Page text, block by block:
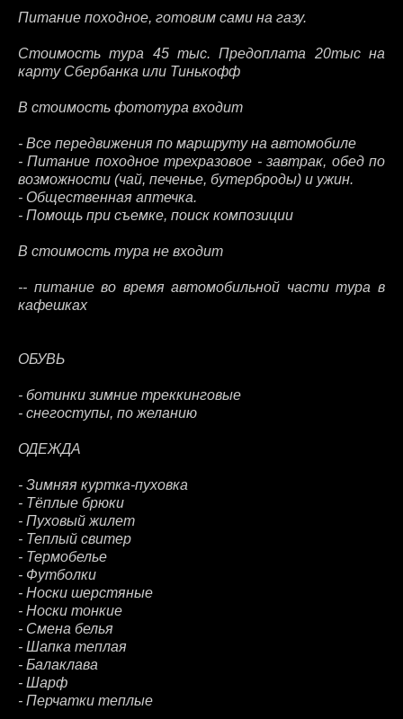
Питание походное, готовим сами на газу.
Стоимость тура 45 тыс. Предоплата 20тыс на
карту Сбербанка или Тинькофф
В стоимость фототура входит
- Все передвижения по маршруту на автомобиле
- Питание походное трехразовое - завтрак, обед по
возможности (чай, печенье, бутерброды) и ужин.
- Общественная аптечка.
- Помощь при съемке, поиск композиции
В стоимость тура не входит
-- питание во время автомобильной части тура в
кафешках
ОБУВЬ
- ботинки зимние треккинговые
- снегоступы, по желанию
ОДЕЖДА
- Зимняя куртка-пуховка
- Тёплые брюки
- Пуховый жилет
- Теплый свитер
- Термобелье
- Футболки
- Носки шерстяные
- Носки тонкие
- Смена белья
- Шапка теплая
- Балаклава
- Шарф
- Перчатки теплые